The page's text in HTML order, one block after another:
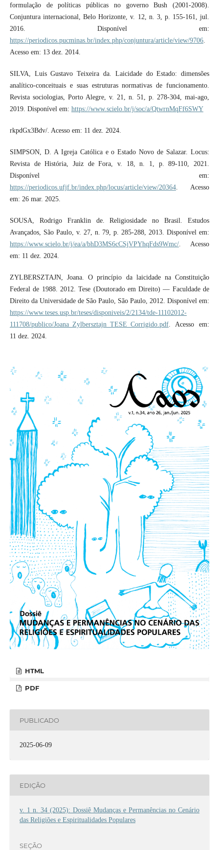
formulação de políticas públicas no governo Bush (2001-2008).
Conjuntura internacional, Belo Horizonte, v. 12, n. 3, p. 155-161, jul.
2016. Disponível em:
https://periodicos.pucminas.br/index.php/conjuntura/article/view/9706.
Acesso em: 13 dez. 2014.
SILVA, Luis Gustavo Teixeira da. Laicidade do Estado: dimensões
analítico-conceituais e suas estruturas normativas de funcionamento.
Revista sociologias, Porto Alegre, v. 21, n. 51, p. 278-304, mai-ago,
2019. Disponível em: https://www.scielo.br/j/soc/a/QtwrnMqFf6SWY
rkpdGx3Bdv/. Acesso em: 11 dez. 2024.
SIMPSON, D. A Igreja Católica e o Estado Novo de Salazar. Locus:
Revista de História, Juiz de Fora, v. 18, n. 1, p. 89-110, 2021.
Disponível em:
https://periodicos.ufjf.br/index.php/locus/article/view/20364. Acesso
em: 26 mar. 2025.
SOUSA, Rodrigo Franklin de. Religiosidade no Brasil. Estudos
Avançados, São Paulo, v. 27, n. 79, p. 285-288, 2013. Disponível em:
https://www.scielo.br/j/ea/a/bhD3MS6cCSjVPYhqFds9Wmc/. Acesso
em: 11 dez. 2024.
ZYLBERSZTAJN, Joana. O princípio da laicidade na Constituição
Federal de 1988. 2012. Tese (Doutorado em Direito) — Faculdade de
Direito da Universidade de São Paulo, São Paulo, 2012. Disponível em:
https://www.teses.usp.br/teses/disponiveis/2/2134/tde-11102012-
111708/publico/Joana_Zylbersztajn_TESE_Corrigido.pdf. Acesso em:
11 dez. 2024.
HTML
PDF
PUBLICADO
2025-06-09
EDIÇÃO
v. 1 n. 34 (2025): Dossiê Mudanças e Permanências no Cenário
das Religiões e Espiritualidades Populares
SEÇÃO